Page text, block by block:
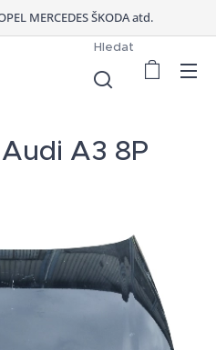
MERCEDES ŠKODA atd.
Hledat
A3 8P